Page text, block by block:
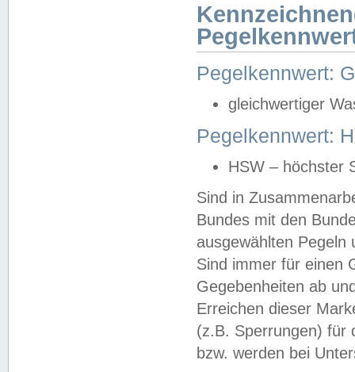
Pegelkennwert:
gleichwertiger
Pegelkennwert:
HSW – höchster
Sind in
Bundes mit den
ausgewählten
Sind immer für einen
Gegebenheiten ab
Erreichen dieser
(z.B. Sperrungen) für
bzw. werden bei